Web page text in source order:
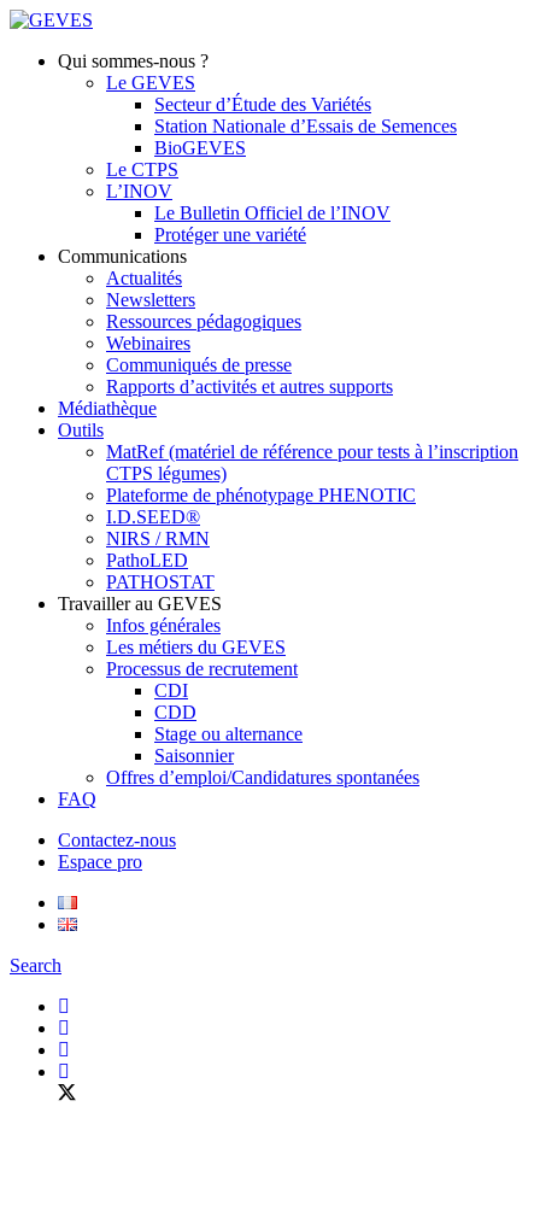
Qui sommes-nous ?
Le GEVES
Secteur d’Étude des Variétés
Station Nationale d’Essais de Semences
BioGEVES
Le CTPS
L’INOV
Le Bulletin Officiel de l’INOV
Protéger une variété
Communications
Actualités
Newsletters
Ressources pédagogiques
Webinaires
Communiqués de presse
Rapports d’activités et autres supports
Médiathèque
Outils
MatRef (matériel de référence pour tests à l’inscription
CTPS légumes)
Plateforme de phénotypage PHENOTIC
I.D.SEED®
NIRS / RMN
PathoLED
PATHOSTAT
Travailler au GEVES
Infos générales
Les métiers du GEVES
Processus de recrutement
CDI
CDD
Stage ou alternance
Saisonnier
Offres d’emploi/Candidatures spontanées
FAQ
Contactez-nous
Espace pro
Search